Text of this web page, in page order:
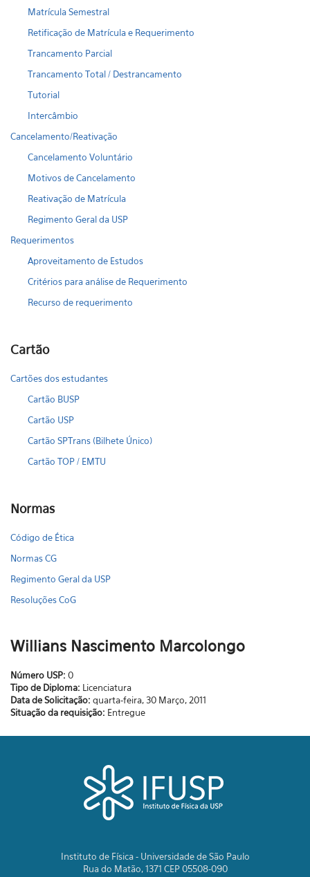
Matrícula Semestral
Retificação de Matrícula e Requerimento
Trancamento Parcial
Trancamento Total / Destrancamento
Tutorial
Intercâmbio
Cancelamento/Reativação
Cancelamento Voluntário
Motivos de Cancelamento
Reativação de Matrícula
Regimento Geral da USP
Requerimentos
Aproveitamento de Estudos
Critérios para análise de Requerimento
Recurso de requerimento
Cartão
Cartões dos estudantes
Cartão BUSP
Cartão USP
Cartão SPTrans (Bilhete Único)
Cartão TOP / EMTU
Normas
Código de Ética
Normas CG
Regimento Geral da USP
Resoluções CoG
Willians Nascimento Marcolongo
Número USP: 0
Tipo de Diploma: Licenciatura
Data de Solicitação: quarta-feira, 30 Março, 2011
Situação da requisição: Entregue
Instituto de Física - Universidade de São Paulo
Rua do Matão, 1371 CEP 05508-090